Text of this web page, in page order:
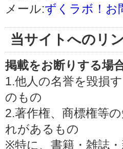
メール:ずくラボ！お
当サイトへのリ
掲載をお断りする場
1.他人の名誉を毀損
のもの
2.著作権、商標権等
れがあるもの
※特に、書籍・雑誌